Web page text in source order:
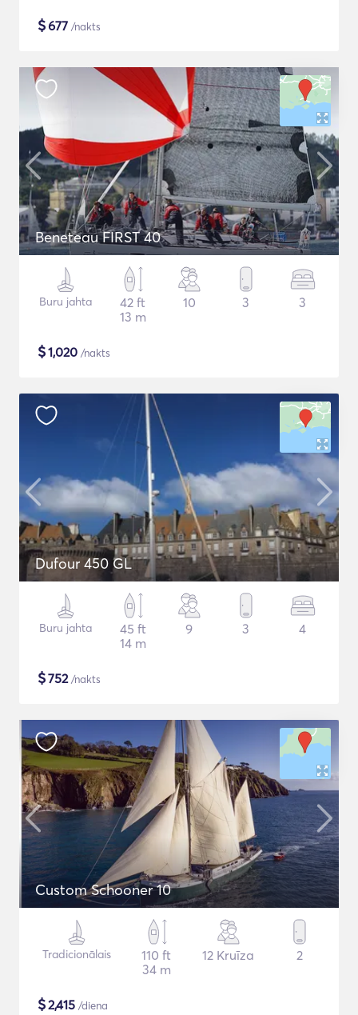
$677 /nakts
Beneteau FIRST 40
Buru jahta
42 ft
13 m
10 3 3
$1,020 /nakts
Dufour 450 GL
Buru jahta
45 ft
14 m
9 3 4
$752/nakts
Custom Schooner 10
Tradicionālais
110 ft
34 m
12 Kruīza 2
$2,415 /diena